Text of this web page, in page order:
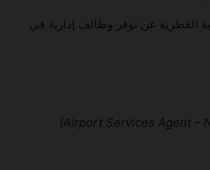
القطرية عن توفر وظائف إدارية في